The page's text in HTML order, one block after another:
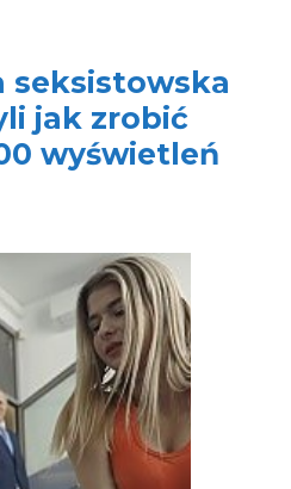
seksistowska
jak zrobić
wyświetleń